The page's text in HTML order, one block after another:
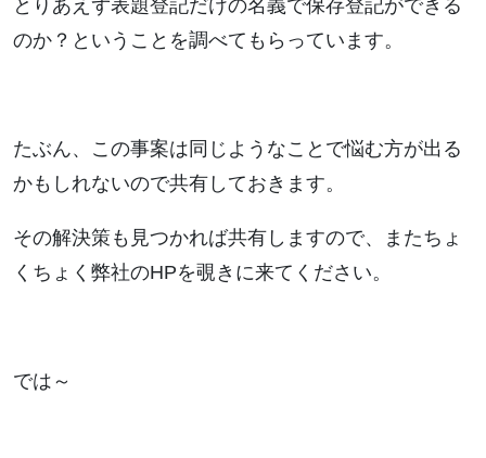
とりあえず表題登記だけの名義で保存登記ができる
のか？ということを調べてもらっています。
たぶん、この事案は同じようなことで悩む方が出る
かもしれないので共有しておきます。
その解決策も見つかれば共有しますので、またちょ
くちょく弊社のHPを覗きに来てください。
では～